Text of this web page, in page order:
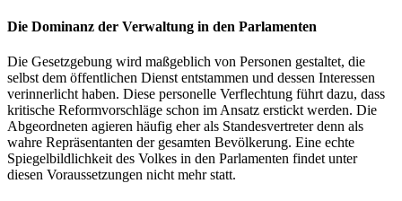
Die Dominanz der Verwaltung in den Parlamenten
Die Gesetzgebung wird maßgeblich von Personen gestaltet, die
selbst dem öffentlichen Dienst entstammen und dessen Interessen
verinnerlicht haben. Diese personelle Verflechtung führt dazu, dass
kritische Reformvorschläge schon im Ansatz erstickt werden. Die
Abgeordneten agieren häufig eher als Standesvertreter denn als
wahre Repräsentanten der gesamten Bevölkerung. Eine echte
Spiegelbildlichkeit des Volkes in den Parlamenten findet unter
diesen Voraussetzungen nicht mehr statt.